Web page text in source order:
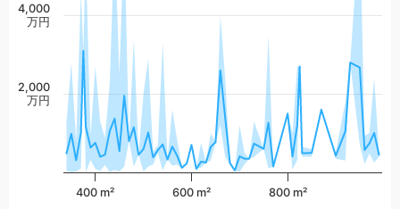
400 m² 600 m² 800 m²
2,000
万円
4,000
万円